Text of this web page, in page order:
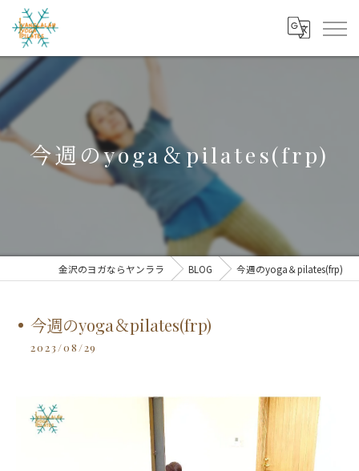
今週のyoga＆pilates(frp)
金沢のヨガならヤンララ BLOG 今週のyoga＆pilates(frp)
今週のyoga＆pilates(frp)
2023/08/29